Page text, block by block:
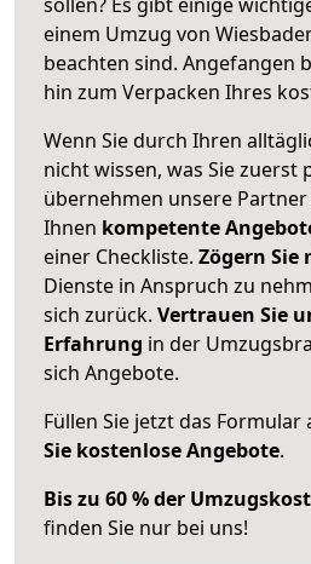
einem Umzug von
beachten sind. Angefangen
hin zum Verpacken Ihres
Wenn Sie durch Ihren
nicht wissen, was Sie zuerst
übernehmen unsere
Ihnen kompetente
einer Checkliste. Zögern Sie
Dienste in Anspruch zu
sich zurück. Vertrauen Sie
Erfahrung in der
sich Angebote.
Füllen Sie jetzt das Formular
Sie kostenlose Angebote.
Bis zu 60 % der
finden Sie nur bei uns!